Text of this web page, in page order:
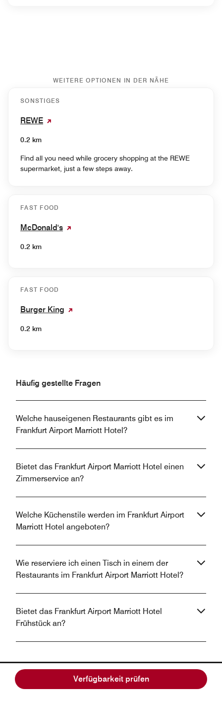
Verfügbarkeit prüfen
WEITERE OPTIONEN IN DER NÄHE
SONSTIGES
REWE
0.2 km
Find all you need while grocery shopping at the REWE
supermarket, just a few steps away.
FAST FOOD
McDonald's
0.2 km
FAST FOOD
Burger King
0.2 km
Häufig gestellte Fragen
Welche hauseigenen Restaurants gibt es im
Frankfurt Airport Marriott Hotel?
Bietet das Frankfurt Airport Marriott Hotel einen
Zimmerservice an?
Welche Küchenstile werden im Frankfurt Airport
Marriott Hotel angeboten?
Wie reserviere ich einen Tisch in einem der
Restaurants im Frankfurt Airport Marriott Hotel?
Bietet das Frankfurt Airport Marriott Hotel
Frühstück an?